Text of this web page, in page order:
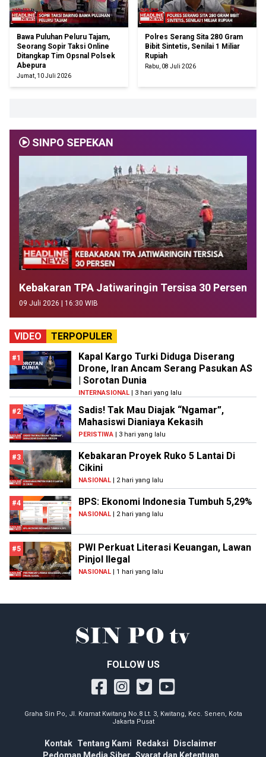
Bawa Puluhan Peluru Tajam,
Seorang Sopir Taksi Online
Ditangkap Tim Opsnal Polsek
Abepura
Jumat, 10 Juli 2026
Polres Serang Sita 280 Gram
Bibit Sintetis, Senilai 1 Miliar
Rupiah
Rabu, 08 Juli 2026
SINPO SEPEKAN
Kebakaran TPA Jatiwaringin Tersisa 30 Persen
09 Juli 2026 | 16:30 WIB
VIDEO TERPOPULER
#1
Kapal Kargo Turki Diduga Diserang
Drone, Iran Ancam Serang Pasukan AS
| Sorotan Dunia
INTERNASIONAL | 3 hari yang lalu
#2
Sadis! Tak Mau Diajak “Ngamar”,
Mahasiswi Dianiaya Kekasih
PERISTIWA | 3 hari yang lalu
#3
Kebakaran Proyek Ruko 5 Lantai Di
Cikini
NASIONAL | 2 hari yang lalu
#4 BPS: Ekonomi Indonesia Tumbuh 5,29%
NASIONAL | 2 hari yang lalu
#5
PWI Perkuat Literasi Keuangan, Lawan
Pinjol Ilegal
NASIONAL | 1 hari yang lalu
FOLLOW US
Graha Sin Po, Jl. Kramat Kwitang No.8 Lt. 3, Kwitang, Kec. Senen, Kota
Jakarta Pusat
Kontak Tentang Kami Redaksi
Disclaimer